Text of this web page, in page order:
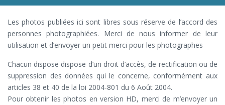
Les photos publiées ici sont libres sous réserve de l’accord des
personnes photographiées. Merci de nous informer de leur
utilisation et d’envoyer un petit merci pour les photographes
Chacun dispose dispose d’un droit d’accès, de rectification ou de
suppression des données qui le concerne, conformément aux
articles 38 et 40 de la loi 2004-801 du 6 Août 2004.
Pour obtenir les photos en version HD, merci de m’envoyer un